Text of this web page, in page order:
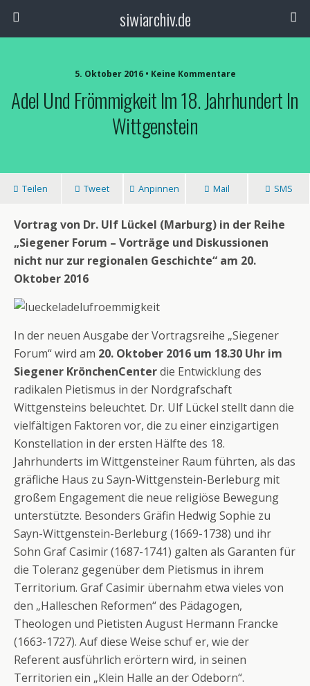
siwiarchiv.de
5. Oktober 2016 • Keine Kommentare
Adel Und Frömmigkeit Im 18. Jahrhundert In
Wittgenstein
Teilen Tweet Anpinnen Mail SMS
Vortrag von Dr. Ulf Lückel (Marburg) in der Reihe
„Siegener Forum – Vorträge und Diskussionen
nicht nur zur regionalen Geschichte“ am 20.
Oktober 2016
In der neuen Ausgabe der Vortragsreihe „Siegener
Forum“ wird am 20. Oktober 2016 um 18.30 Uhr im
Siegener KrönchenCenterdie Entwicklung des
radikalen Pietismus in der Nordgrafschaft
Wittgensteins beleuchtet. Dr. Ulf Lückel stellt dann die
vielfältigen Faktoren vor, die zu einer einzigartigen
Konstellation in der ersten Hälfte des 18.
Jahrhunderts im Wittgensteiner Raum führten, als das
gräfliche Haus zu Sayn-Wittgenstein-Berleburg mit
großem Engagement die neue religiöse Bewegung
unterstützte. Besonders Gräfin Hedwig Sophie zu
Sayn-Wittgenstein-Berleburg (1669-1738) und ihr
Sohn Graf Casimir (1687-1741) galten als Garanten für
die Toleranz gegenüber dem Pietismus in ihrem
Territorium. Graf Casimir übernahm etwa vieles von
den „Halleschen Reformen“ des Pädagogen,
Theologen und Pietisten August Hermann Francke
(1663-1727). Auf diese Weise schuf er, wie der
Referent ausführlich erörtern wird, in seinen
Territorien ein „Klein Halle an der Odeborn“.